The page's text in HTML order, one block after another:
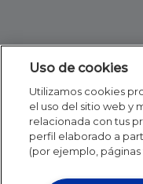
Uso de cookies
Utilizamos cookies
el uso del sitio web y
relacionada con tus
perfil elaborado a
(por ejemplo, páginas